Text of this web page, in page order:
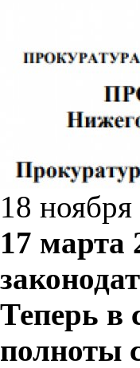
18
17 марта
Теперь в
полноты